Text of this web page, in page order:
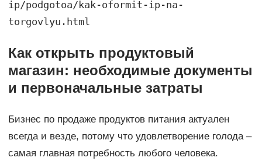
ip/podgotoa/kak-oformit-ip-na-
torgovlyu.html
Как открыть продуктовый
магазин: необходимые документы
и первоначальные затраты
Бизнес по продаже продуктов питания актуален
всегда и везде, потому что удовлетворение голода ‒
самая главная потребность любого человека.